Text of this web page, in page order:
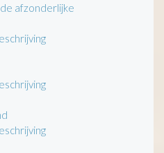
afzonderlijke